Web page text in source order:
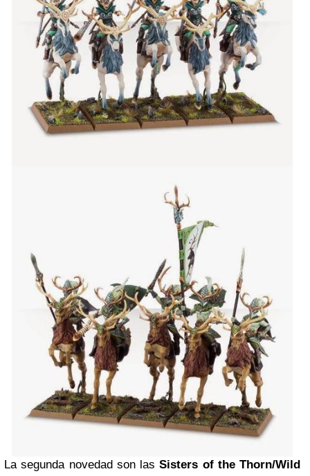
La segunda novedad son lasSisters of the Thorn/Wild